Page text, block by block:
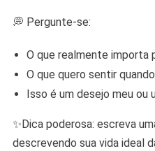
💭 Pergunte-se:
O que realmente importa
O que quero sentir
Isso é um desejo meu
✨Dica poderosa: escreva
descrevendo sua vida ideal